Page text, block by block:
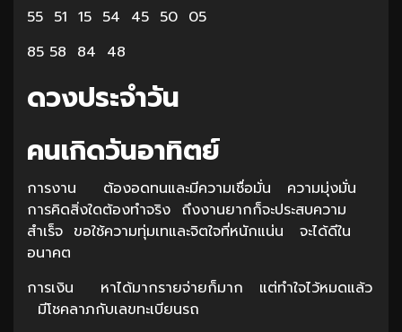
55 51 15 54 45 50 05
85 58 84 48
ดวงประจำวัน
คนเกิดวันอาทิตย์
การงาน ต้องอดทนและมีความเชื่อมั่น ความมุ่งมั่น
การคิดสิ่งใดต้องทำจริง ถึงงานยากก็จะประสบความ
สำเร็จ ขอใช้ความทุ่มเทและจิตใจที่หนักแน่น จะได้ดีใน
อนาคต
การเงิน หาได้มากรายจ่ายก็มาก แต่ทำใจไว้หมดแล้ว
มีโชคลาภกับเลขทะเบียนรถ